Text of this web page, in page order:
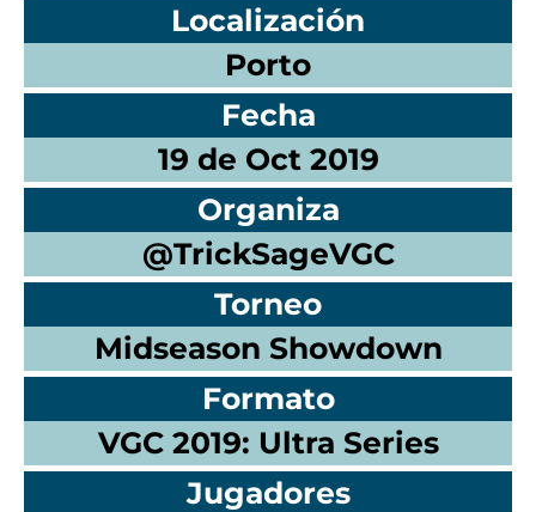
Localización
Porto
Fecha
19 de Oct 2019
Organiza
@TrickSageVGC
Torneo
Midseason Showdown
Formato
VGC 2019: Ultra Series
Jugadores